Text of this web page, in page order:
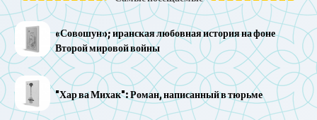
«Совошун»; иранская любовная история на фоне
Второй мировой войны
"Хар ва Михак": Роман, написанный в тюрьме